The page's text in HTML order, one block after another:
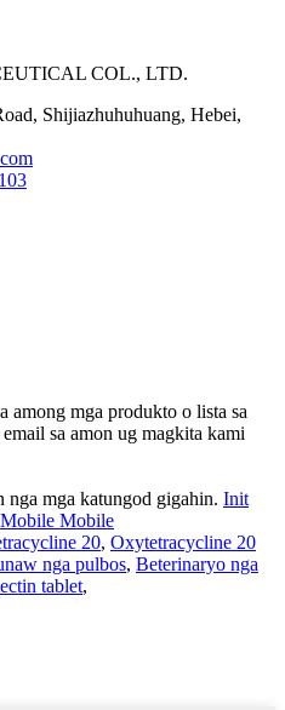
COL., LTD.
Shijiazhuhuhuang, Hebei,
among mga produkto o lista sa
sa amon ug magkita kami
mga katungod gigahin. Init
Mobile Mobile
20, Oxytetracycline 20
nga pulbos, Beterinaryo nga
tablet,